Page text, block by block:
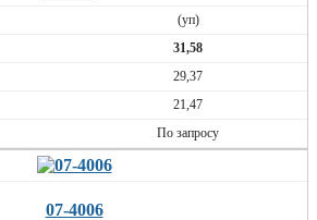
(уп)
31,58
29,37
21,47
По запросу
07-4006